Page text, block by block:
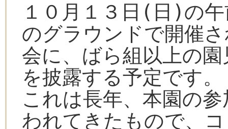
１０月１３日(日)の
のグラウンドで開催
会に、ばら組以上の
を披露する予定です。
これは長年、本園の
われてきたもので、